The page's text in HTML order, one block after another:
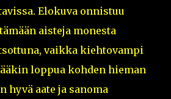
Elokuva onnistuu
aisteja monesta
vaikka kiehtovampi
loppua kohden hieman
hyvä aate ja sanoma